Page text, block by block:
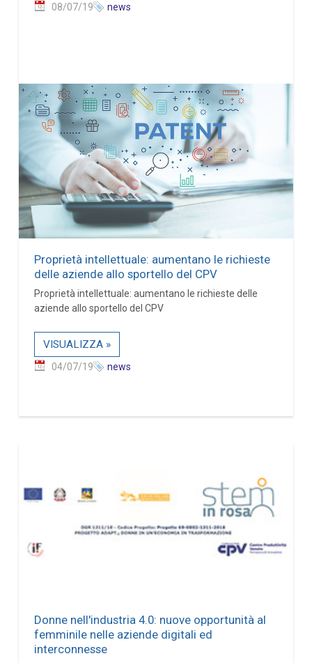
08/07/19 news
Proprietà intellettuale: aumentano le richieste
delle aziende allo sportello del CPV
Proprietà intellettuale: aumentano le richieste delle
aziende allo sportello del CPV
VISUALIZZA »
04/07/19 news
Donne nell'industria 4.0: nuove opportunità al
femminile nelle aziende digitali ed
interconnesse